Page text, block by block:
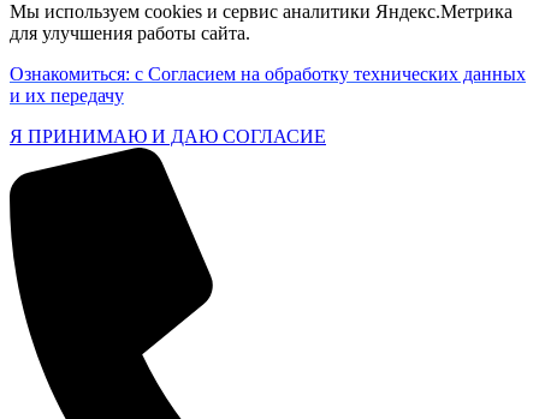
Мы используем cookies и сервис аналитики Яндекс.Метрика
для улучшения работы сайта.
Ознакомиться: с Согласием на обработку технических данных
и их передачу
Я ПРИНИМАЮ И ДАЮ СОГЛАСИЕ